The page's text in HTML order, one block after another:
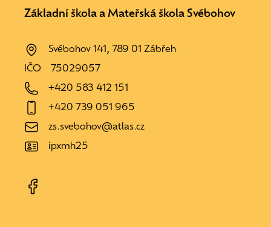
Základní škola a Mateřská škola Svébohov
Svébohov 141, 789 01 Zábřeh
IČO
75029057
+420 583 412 151
+420 739 051 965
zs.svebohov@atlas.cz
ipxmh25